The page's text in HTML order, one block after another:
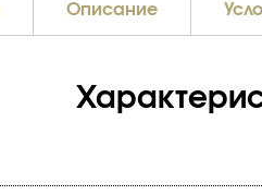
Описание